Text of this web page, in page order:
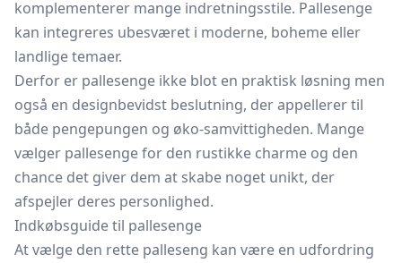
komplementerer mange indretningsstile. Pallesenge
kan integreres ubesværet i moderne, boheme eller
landlige temaer.
Derfor er pallesenge ikke blot en praktisk løsning men
også en designbevidst beslutning, der appellerer til
både pengepungen og øko-samvittigheden. Mange
vælger pallesenge for den rustikke charme og den
chance det giver dem at skabe noget unikt, der
afspejler deres personlighed.
Indkøbsguide til pallesenge
At vælge den rette palleseng kan være en udfordring